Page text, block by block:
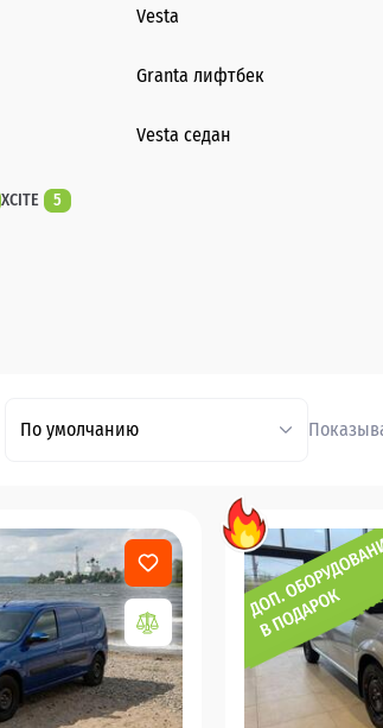
Vesta
Granta лифтбек
Vesta седан
XCITE 5
По умолчанию